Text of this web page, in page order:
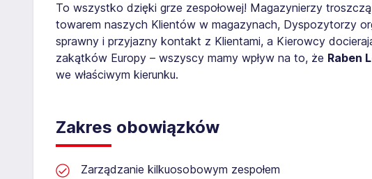
To wszystko dzięki grze zespołowej! Magazynierzy
towarem naszych Klientów w magazynach, Dyspozytorzy
sprawny i przyjazny kontakt z Klientami, a Kierowcy
zakątków Europy – wszyscy mamy wpływ na to, że Raben
we właściwym kierunku.
Zakres obowiązków
Zarządzanie kilkuosobowym zespołem